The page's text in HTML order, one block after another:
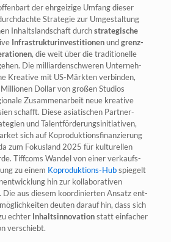
der ehr­gei­zi­ge Umfang die­ser
Stra­te­gie zur Umge­stal­tung
Inhalts­land­schaft durchstra­te­gi­sche
Infra­struk­tur­in­ves­ti­tio­nenundgrenz­
, die weit über die tra­di­tio­nel­le
Die mil­li­ar­den­schwe­ren Unter­neh­
Krea­ti­ve mit US-Märk­ten ver­bin­den,
Dol­lar von gro­ßen Stu­di­os
Zusam­men­ar­beit neue krea­ti­ve
schafft. Die­se asia­ti­schen Part­ner­
und Talent­för­de­rungs­in­itia­ti­ven,
sich auf Kopro­duk­ti­ons­fi­nan­zie­rung
zum Fokus­land 2025 für kul­tu­rel­len
Tiff­coms Wan­del von einer ver­kaufs­
zu einem Kopro­duk­ti­ons-Hubspie­gelt
hin zur kol­la­bo­ra­ti­ven
Die aus die­sem koor­di­nier­ten Ansatz ent­
deu­ten dar­auf hin, dass sich
ech­ter Inhalts­in­no­va­ti­onstatt ein­fa­cher
verschiebt.